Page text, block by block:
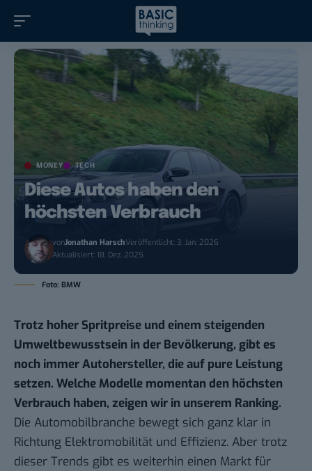
MONEY TECH
Diese Autos haben den
höchsten Verbrauch
vonJonathan HarschVeröffentlicht: 3. Jan. 2026
Aktualisiert: 18. Dez. 2025
Foto: BMW
Trotz hoher Spritpreise und einem steigenden
Umweltbewusstsein in der Bevölkerung, gibt es
noch immer Autohersteller, die auf pure Leistung
setzen. Welche Modelle momentan den höchsten
Verbrauch haben, zeigen wir in unserem Ranking.
Die Automobilbranche bewegt sich ganz klar in
Richtung Elektromobilität und Effizienz. Aber trotz
dieser Trends gibt es weiterhin einen Markt für